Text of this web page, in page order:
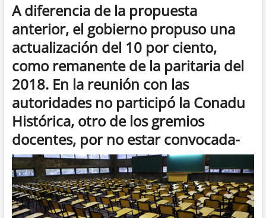
A diferencia de la propuesta
anterior, el gobierno propuso una
actualización del 10 por ciento,
como remanente de la paritaria del
2018. En la reunión con las
autoridades no participó la Conadu
Histórica, otro de los gremios
docentes, por no estar convocada-